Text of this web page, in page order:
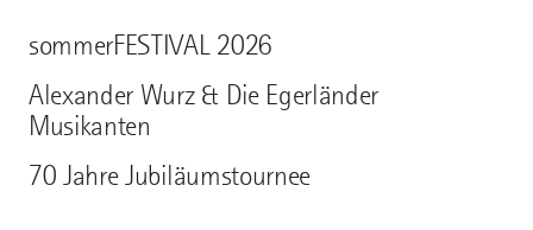
sommerFESTIVAL 2026
Alexander Wurz & Die Egerländer
Musikanten
70 Jahre Jubiläumstournee